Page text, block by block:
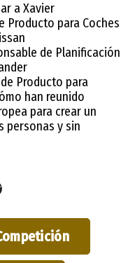
a Xavier
Producto para Coches
de Planificación
Producto para
han reunido
para crear un
personas y sin